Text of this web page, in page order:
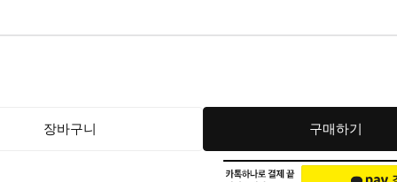
장바구니 구매하기